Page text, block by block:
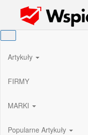
Wspieram Rozwój PL
Artykuły
FIRMY
MARKI
Popularne Artykuły